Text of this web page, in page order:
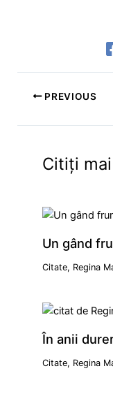
PREVIOUS
Citiți
Un gând
Citate, Regina
În anii
Citate, Regina